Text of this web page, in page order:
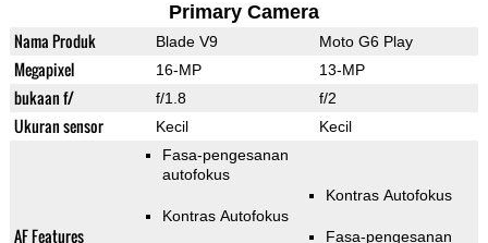
Primary Camera
Nama Produk Blade V9 Moto G6 Play
Megapixel 16-MP 13-MP
bukaan f/ f/1.8 f/2
Ukuran sensor Kecil Kecil
AF Features
Fasa-pengesanan
autofokus
Kontras Autofokus
Kontras Autofokus
Fasa-pengesanan